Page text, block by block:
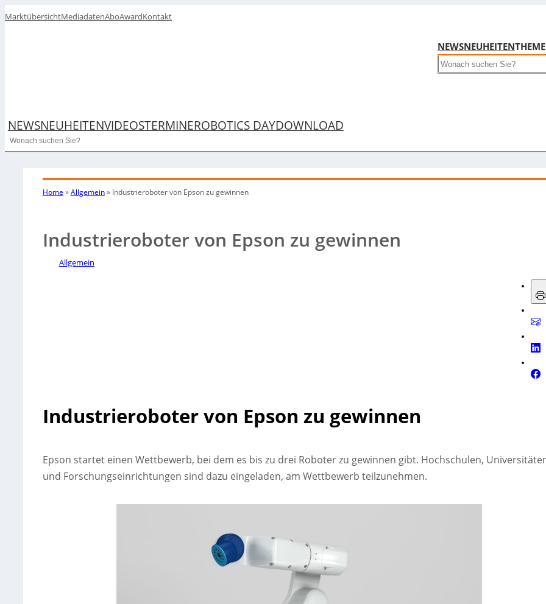
MarktübersichtMediadatenAboAwardKontakt
NEWSNEUHEITEN
Search
NEWSNEUHEITENVIDEOSTERMINEROBOTICS DAYDOWNLOAD
Search
Home »Allgemein» Industrieroboter von Epson zu gewinnen
Industrieroboter von Epson zu gewinnen
Allgemein
Industrieroboter von Epson zu gewinnen
Epson startet einen Wettbewerb, bei dem es bis zu drei Roboter zu gewinnen gibt. Hochschulen,
und Forschungseinrichtungen sind dazu eingeladen, am Wettbewerb teilzunehmen.